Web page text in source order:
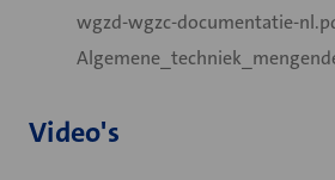
wgzd-wgzc-documentatie-
Video's